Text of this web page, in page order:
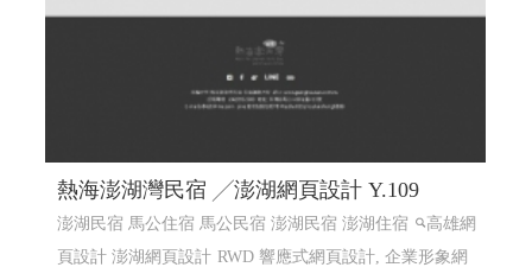
熱海澎湖灣民宿 ╱澎湖網頁設計 Y.109
澎湖民宿 馬公住宿 馬公民宿 澎湖民宿 澎湖住宿
高雄網
頁設計 澎湖網頁設計 RWD 響應式網頁設計, 企業形象網